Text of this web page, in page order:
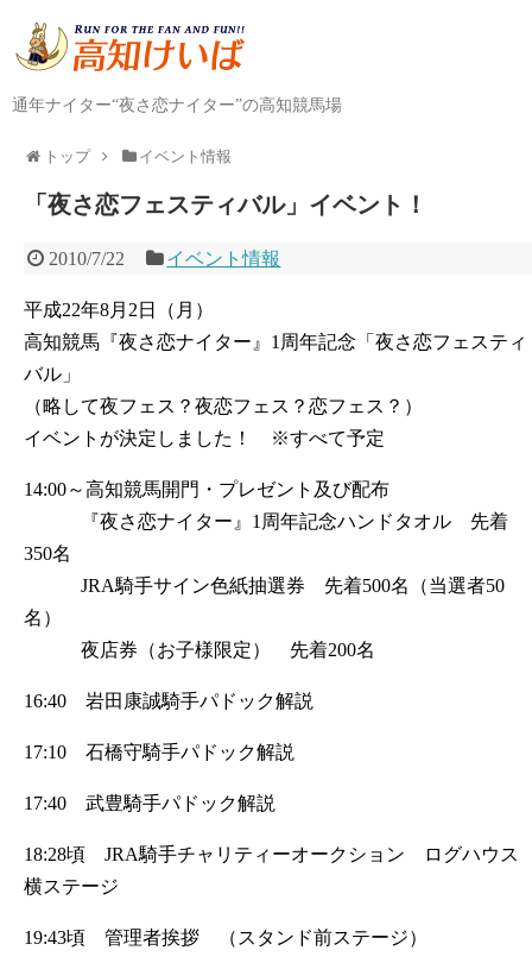
通年ナイター“夜さ恋ナイター”の高知競馬場
トップ イベント情報
「夜さ恋フェスティバル」イベント！
2010/7/22 イベント情報
平成22年8月2日（月）
高知競馬『夜さ恋ナイター』1周年記念「夜さ恋フェスティ
バル」
（略して夜フェス？夜恋フェス？恋フェス？）
イベントが決定しました！ ※すべて予定
14:00～高知競馬開門・プレゼント及び配布
『夜さ恋ナイター』1周年記念ハンドタオル 先着
350名
JRA騎手サイン色紙抽選券 先着500名（当選者50
名）
夜店券（お子様限定） 先着200名
16:40 岩田康誠騎手パドック解説
17:10 石橋守騎手パドック解説
17:40 武豊騎手パドック解説
18:28頃 JRA騎手チャリティーオークション ログハウス
横ステージ
19:43頃 管理者挨拶 （スタンド前ステージ）